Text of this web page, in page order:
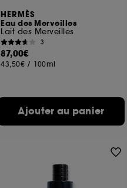
HERMÈS
Eau des Merveilles
Lait des Merveilles
3
87,00€
43,50€ / 100ml
Ajouter au panier